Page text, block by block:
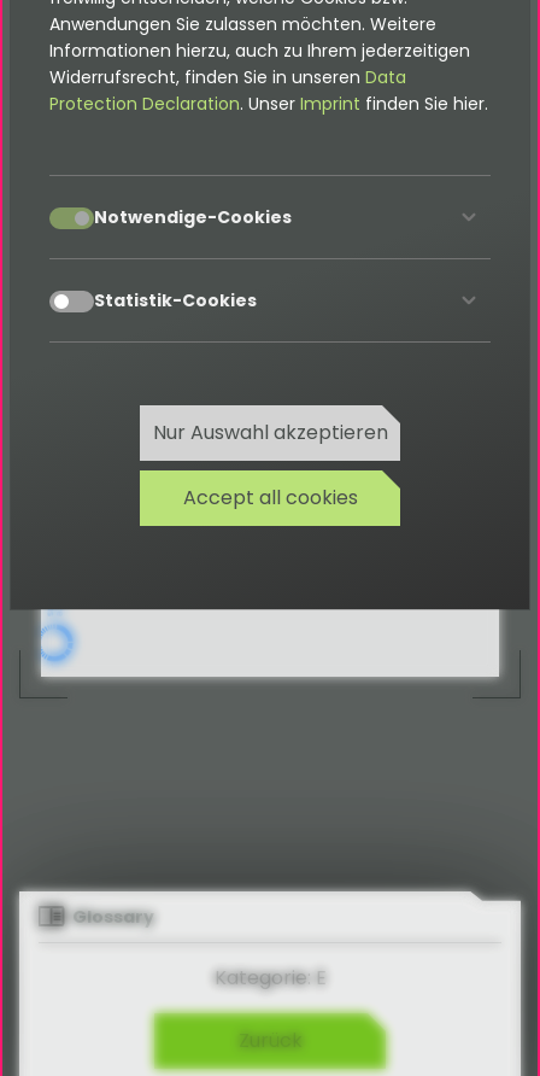
Eine Extension kommt immer dann zum Einsatz,
wenn bestehende TYPO3-Funktionen erweitert
oder neue Features integriert werden sollen – egal
Gute Dokumentationen sind
ein Muss!
Alle Dokus findest du hier
Glossary
Kategorie: E
Zurück
Anwendungen Sie zulassen möchten. Weitere
Informationen hierzu, auch zu Ihrem jederzeitigen
Widerrufsrecht, finden Sie in unseren Data
Protection Declaration. Unser Imprint finden Sie hier.
accept Notwendige-Cookies
accept Statistik-Cookies
Nur Auswahl akzeptieren
Accept all cookies